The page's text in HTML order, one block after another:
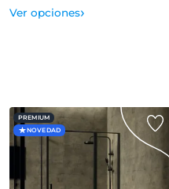
Ver opciones›
PREMIUM
NOVEDAD